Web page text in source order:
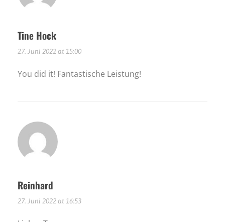
Tine Hock
27. Juni 2022 at 15:00
You did it! Fantastische Leistung!
Reinhard
27. Juni 2022 at 16:53